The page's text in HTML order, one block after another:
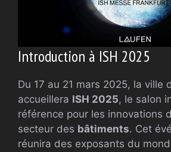
Introduction à ISH 2025
Du 17 au 21 mars 2025, la ville
accueillera ISH 2025, le salon
référence pour les innovations
secteur des bâtiments. Cet
réunira des exposants du